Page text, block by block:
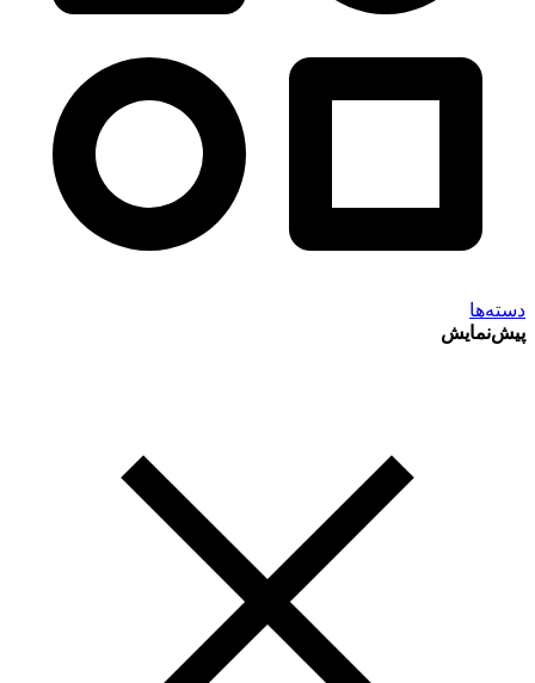
دسته‌ها
پیش‌نمایش